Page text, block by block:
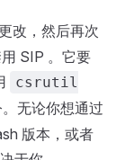
改，然后再次
SIP 。它要
csrutil
无论你想通过
版本，或者